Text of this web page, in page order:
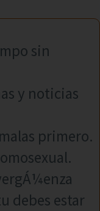
sin
y noticias
primero.
debes estar